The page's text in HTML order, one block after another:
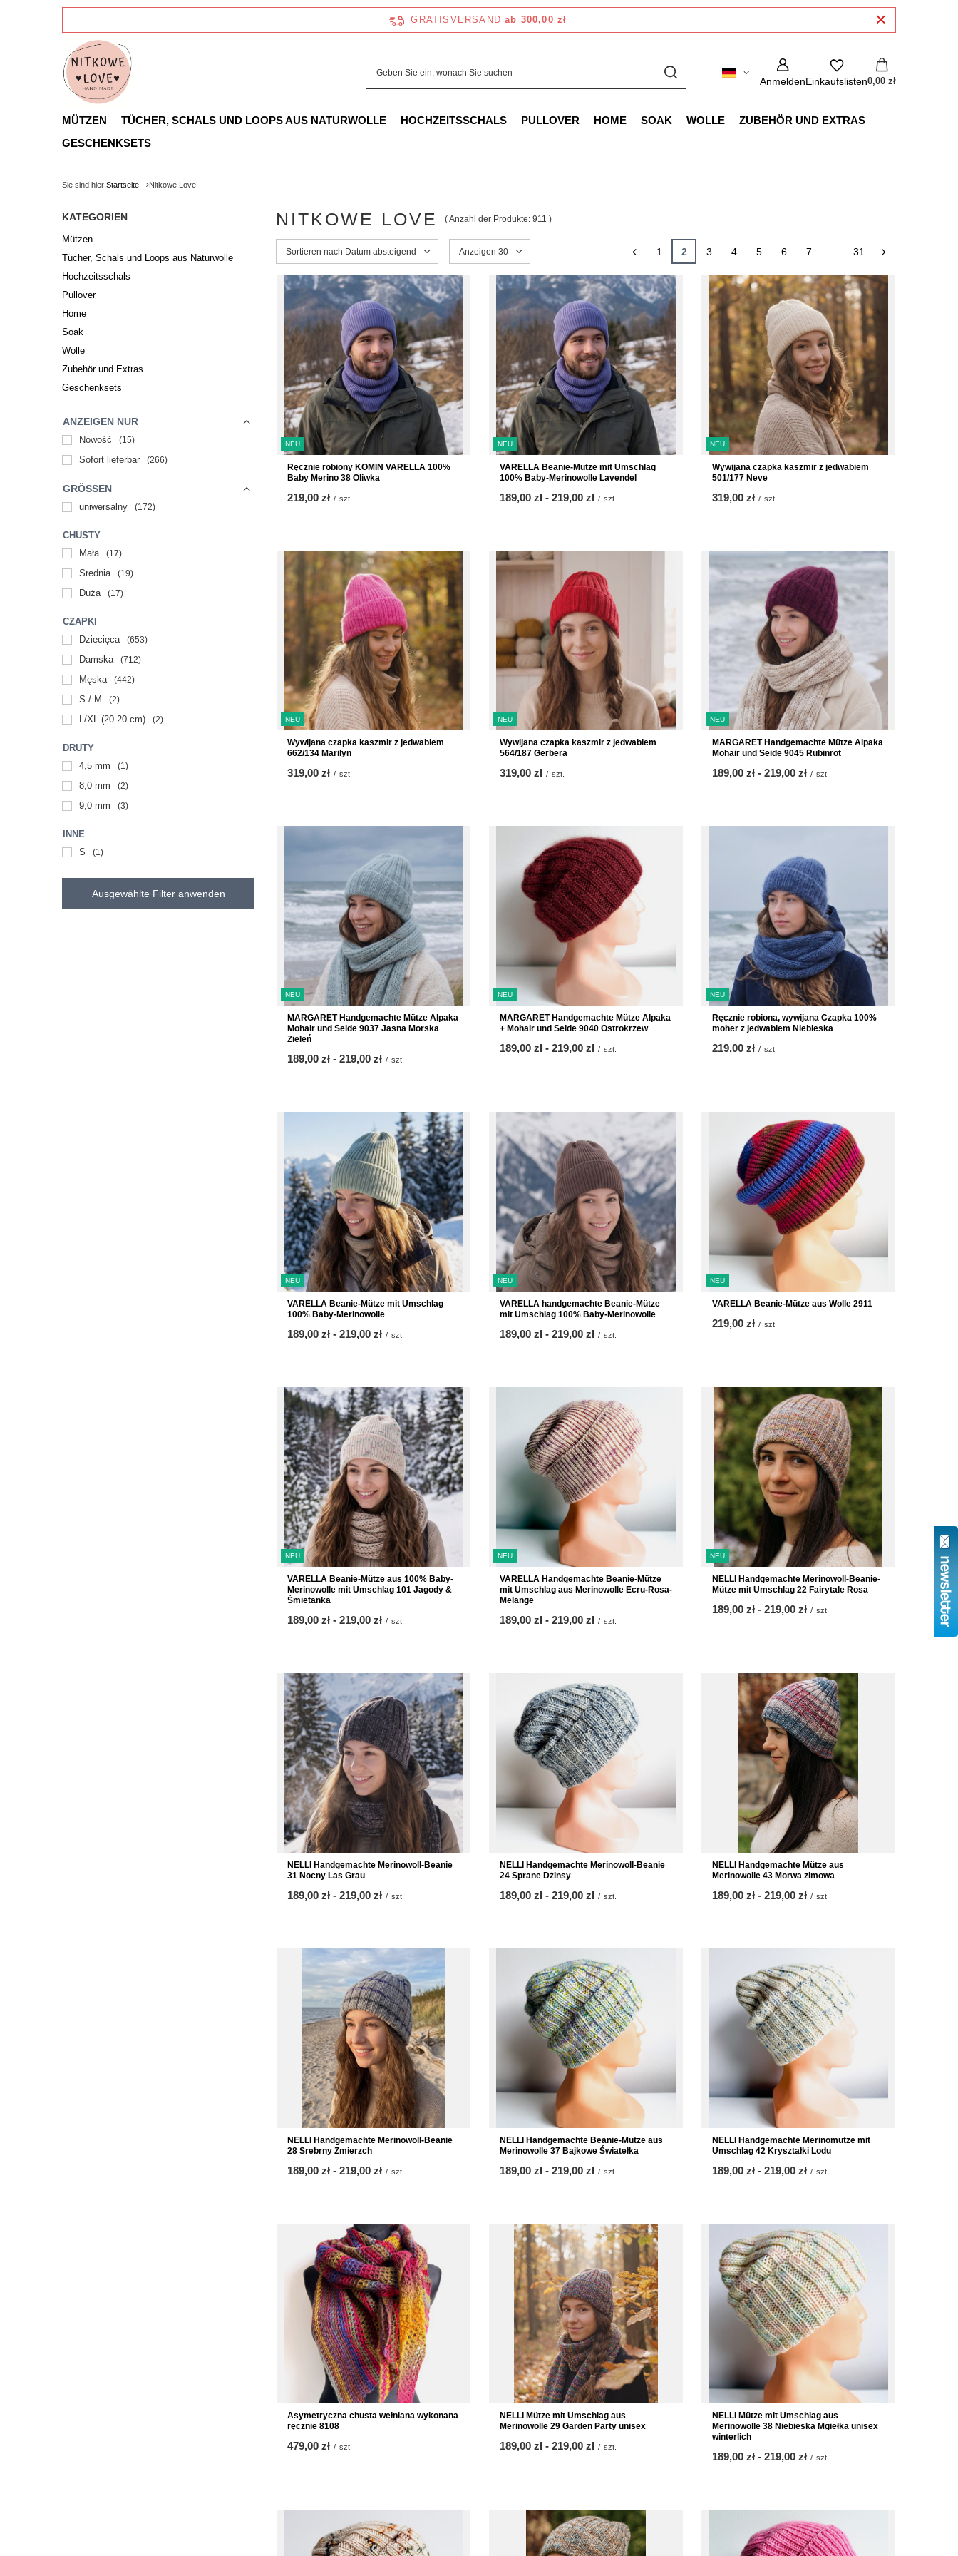
GRATISVERSAND ab 300,00 zł
AnmeldenEinkaufslisten0,00 zł
MÜTZEN TÜCHER, SCHALS UND LOOPS AUS NATURWOLLE HOCHZEITSSCHALS PULLOVER HOME SOAK WOLLE
ZUBEHÖR UND EXTRAS
GESCHENKSETS
Sie sind hier:Startseite Nitkowe Love
KATEGORIEN
Mützen
Tücher, Schals und Loops aus Naturwolle
Hochzeitsschals
Pullover
Home
Soak
Wolle
Zubehör und Extras
Geschenksets
ANZEIGEN NUR
Nowość 15
Sofort lieferbar 266
GRÖSSEN
uniwersalny 172
CHUSTY
Mała
17
Średnia 19
Duża 17
CZAPKI
Dziecięca
653
Damska 712
Męska 442
S / M 2
L/XL (20-20 cm) 2
DRUTY
4,5 mm
1
8,0 mm 2
9,0 mm 3
INNE
S
1
Ausgewählte Filter anwenden
NITKOWE LOVE ( Anzahl der Produkte: 911 )
Sortierung ändern
Sortieren nach Datum absteigend Anzahl der angezeigten Produkte ändern
Anzeigen 30 1 2 3 4 5 6 7 31
NEU
Ręcznie robiony KOMIN VARELLA 100%
Baby Merino 38 Oliwka
219,00 zł / szt.
NEU
VARELLA Beanie-Mütze mit Umschlag
100% Baby-Merinowolle Lavendel
ab
189,00 zł - bis
219,00 zł / szt.
NEU
Wywijana czapka kaszmir z jedwabiem
501/177 Neve
319,00 zł / szt.
NEU
Wywijana czapka kaszmir z jedwabiem
662/134 Marilyn
319,00 zł / szt.
NEU
Wywijana czapka kaszmir z jedwabiem
564/187 Gerbera
319,00 zł / szt.
NEU
MARGARET Handgemachte Mütze Alpaka
Mohair und Seide 9045 Rubinrot
ab
189,00 zł - bis
219,00 zł / szt.
NEU
MARGARET Handgemachte Mütze Alpaka
Mohair und Seide 9037 Jasna Morska
Zieleń
ab
189,00 zł - bis
219,00 zł / szt.
NEU
MARGARET Handgemachte Mütze Alpaka
+ Mohair und Seide 9040 Ostrokrzew
ab
189,00 zł - bis
219,00 zł / szt.
NEU
Ręcznie robiona, wywijana Czapka 100%
moher z jedwabiem Niebieska
219,00 zł / szt.
NEU
VARELLA Beanie-Mütze mit Umschlag
100% Baby-Merinowolle
ab
189,00 zł - bis
219,00 zł / szt.
NEU
VARELLA handgemachte Beanie-Mütze
mit Umschlag 100% Baby-Merinowolle
ab
189,00 zł - bis
219,00 zł / szt.
NEU
VARELLA Beanie-Mütze aus Wolle 2911
219,00 zł / szt.
NEU
VARELLA Beanie-Mütze aus 100% Baby-
Merinowolle mit Umschlag 101 Jagody &
Śmietanka
ab
189,00 zł - bis
219,00 zł / szt.
NEU
VARELLA Handgemachte Beanie-Mütze
mit Umschlag aus Merinowolle Ecru-Rosa-
Melange
ab
189,00 zł - bis
219,00 zł / szt.
NEU
NELLI Handgemachte Merinowoll-Beanie-
Mütze mit Umschlag 22 Fairytale Rosa
ab
189,00 zł - bis
219,00 zł / szt.
NELLI Handgemachte Merinowoll-Beanie
31 Nocny Las Grau
ab
189,00 zł - bis
219,00 zł / szt.
NELLI Handgemachte Merinowoll-Beanie
24 Sprane Dżinsy
ab
189,00 zł - bis
219,00 zł / szt.
NELLI Handgemachte Mütze aus
Merinowolle 43 Morwa zimowa
ab
189,00 zł - bis
219,00 zł / szt.
NELLI Handgemachte Merinowoll-Beanie
28 Srebrny Zmierzch
ab
189,00 zł - bis
219,00 zł / szt.
NELLI Handgemachte Beanie-Mütze aus
Merinowolle 37 Bajkowe Światełka
ab
189,00 zł - bis
219,00 zł / szt.
NELLI Handgemachte Merinomütze mit
Umschlag 42 Kryształki Lodu
ab
189,00 zł - bis
219,00 zł / szt.
Asymetryczna chusta wełniana wykonana
ręcznie 8108
479,00 zł / szt.
NELLI Mütze mit Umschlag aus
Merinowolle 29 Garden Party unisex
ab
189,00 zł - bis
219,00 zł / szt.
NELLI Mütze mit Umschlag aus
Merinowolle 38 Niebieska Mgiełka unisex
winterlich
ab
189,00 zł - bis
219,00 zł / szt.